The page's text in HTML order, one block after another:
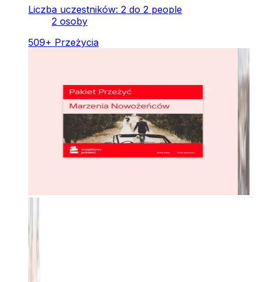
Liczba uczestników: 2 do 2 people
2 osoby
509+ Przeżycia